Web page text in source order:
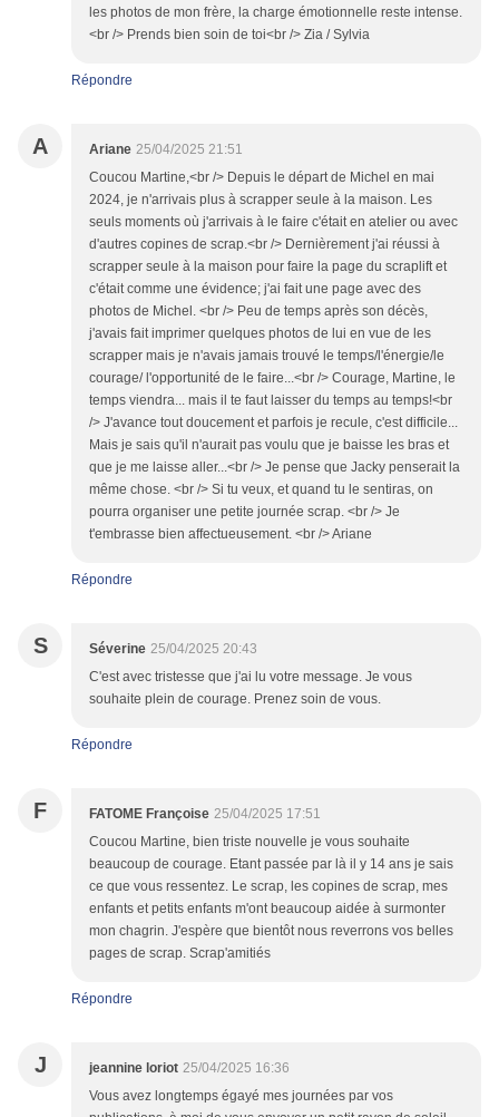
les photos de mon frère, la charge émotionnelle reste intense.
<br /> Prends bien soin de toi<br /> Zia / Sylvia
Répondre
A Ariane 25/04/2025 21:51
Coucou Martine,<br /> Depuis le départ de Michel en mai
2024, je n'arrivais plus à scrapper seule à la maison. Les
seuls moments où j'arrivais à le faire c'était en atelier ou avec
d'autres copines de scrap.<br /> Dernièrement j'ai réussi à
scrapper seule à la maison pour faire la page du scraplift et
c'était comme une évidence; j'ai fait une page avec des
photos de Michel. <br /> Peu de temps après son décès,
j'avais fait imprimer quelques photos de lui en vue de les
scrapper mais je n'avais jamais trouvé le temps/l'énergie/le
courage/ l'opportunité de le faire...<br /> Courage, Martine, le
temps viendra... mais il te faut laisser du temps au temps!<br
/> J'avance tout doucement et parfois je recule, c'est difficile...
Mais je sais qu'il n'aurait pas voulu que je baisse les bras et
que je me laisse aller...<br /> Je pense que Jacky penserait la
même chose. <br /> Si tu veux, et quand tu le sentiras, on
pourra organiser une petite journée scrap. <br /> Je
t'embrasse bien affectueusement. <br /> Ariane
Répondre
S Séverine 25/04/2025 20:43
C'est avec tristesse que j'ai lu votre message. Je vous
souhaite plein de courage. Prenez soin de vous.
Répondre
F FATOME Françoise 25/04/2025 17:51
Coucou Martine, bien triste nouvelle je vous souhaite
beaucoup de courage. Etant passée par là il y 14 ans je sais
ce que vous ressentez. Le scrap, les copines de scrap, mes
enfants et petits enfants m'ont beaucoup aidée à surmonter
mon chagrin. J'espère que bientôt nous reverrons vos belles
pages de scrap. Scrap'amitiés
Répondre
J jeannine loriot 25/04/2025 16:36
Vous avez longtemps égayé mes journées par vos